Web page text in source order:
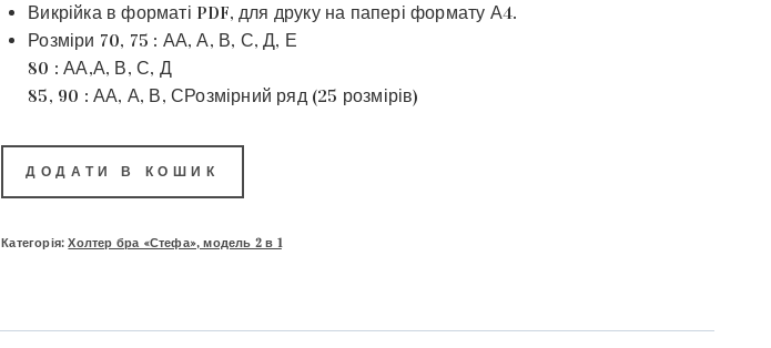
Викрійка в форматі PDF, для друку на папері формату А4.
Розміри 70, 75 : АА, А, В, С, Д, Е
80 : АА,А, В, С, Д
85, 90 : АА, А, В, СРозмірний ряд (25 розмірів)
ДОДАТИ В КОШИК
Категорія:Холтер бра «Стефа», модель 2 в 1